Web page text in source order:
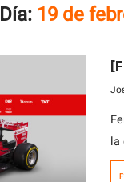
Día: 19 de
la